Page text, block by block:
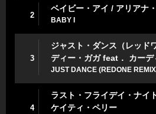
2
ベイビー・アイ / アリアナ
BABY I
3
ジャスト・ダンス（レッド
ディー・ガガ feat． カー
JUST DANCE (REDONE
4
ラスト・フライデイ・ナイ
ケイティ・ペリー